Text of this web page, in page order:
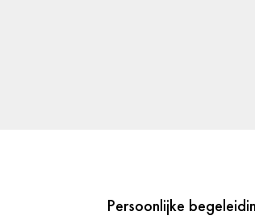
Persoonlijke